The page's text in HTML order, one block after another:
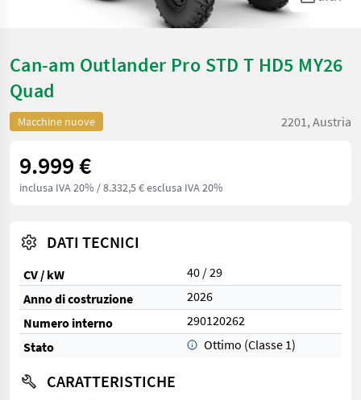
Can-am Outlander Pro STD T HD5 MY26
Quad
Macchine nuove 2201, Austria
9.999 €
inclusa IVA 20% / 8.332,5 € esclusa IVA 20%
DATI TECNICI
CV / kW
40 / 29
Anno di costruzione
2026
Numero interno
290120262
Stato
Ottimo (Classe 1)
CARATTERISTICHE